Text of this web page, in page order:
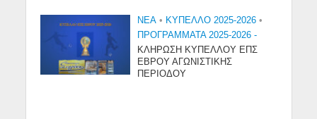
NEA • ΚΥΠΕΛΛΟ 2025-2026 •
ΠΡΟΓΡΑΜΜΑΤΑ 2025-2026 -
ΚΛΗΡΩΣΗ ΚΥΠΕΛΛΟΥ ΕΠΣ
ΕΒΡΟΥ ΑΓΩΝΙΣΤΙΚΗΣ
ΠΕΡΙΟΔΟΥ